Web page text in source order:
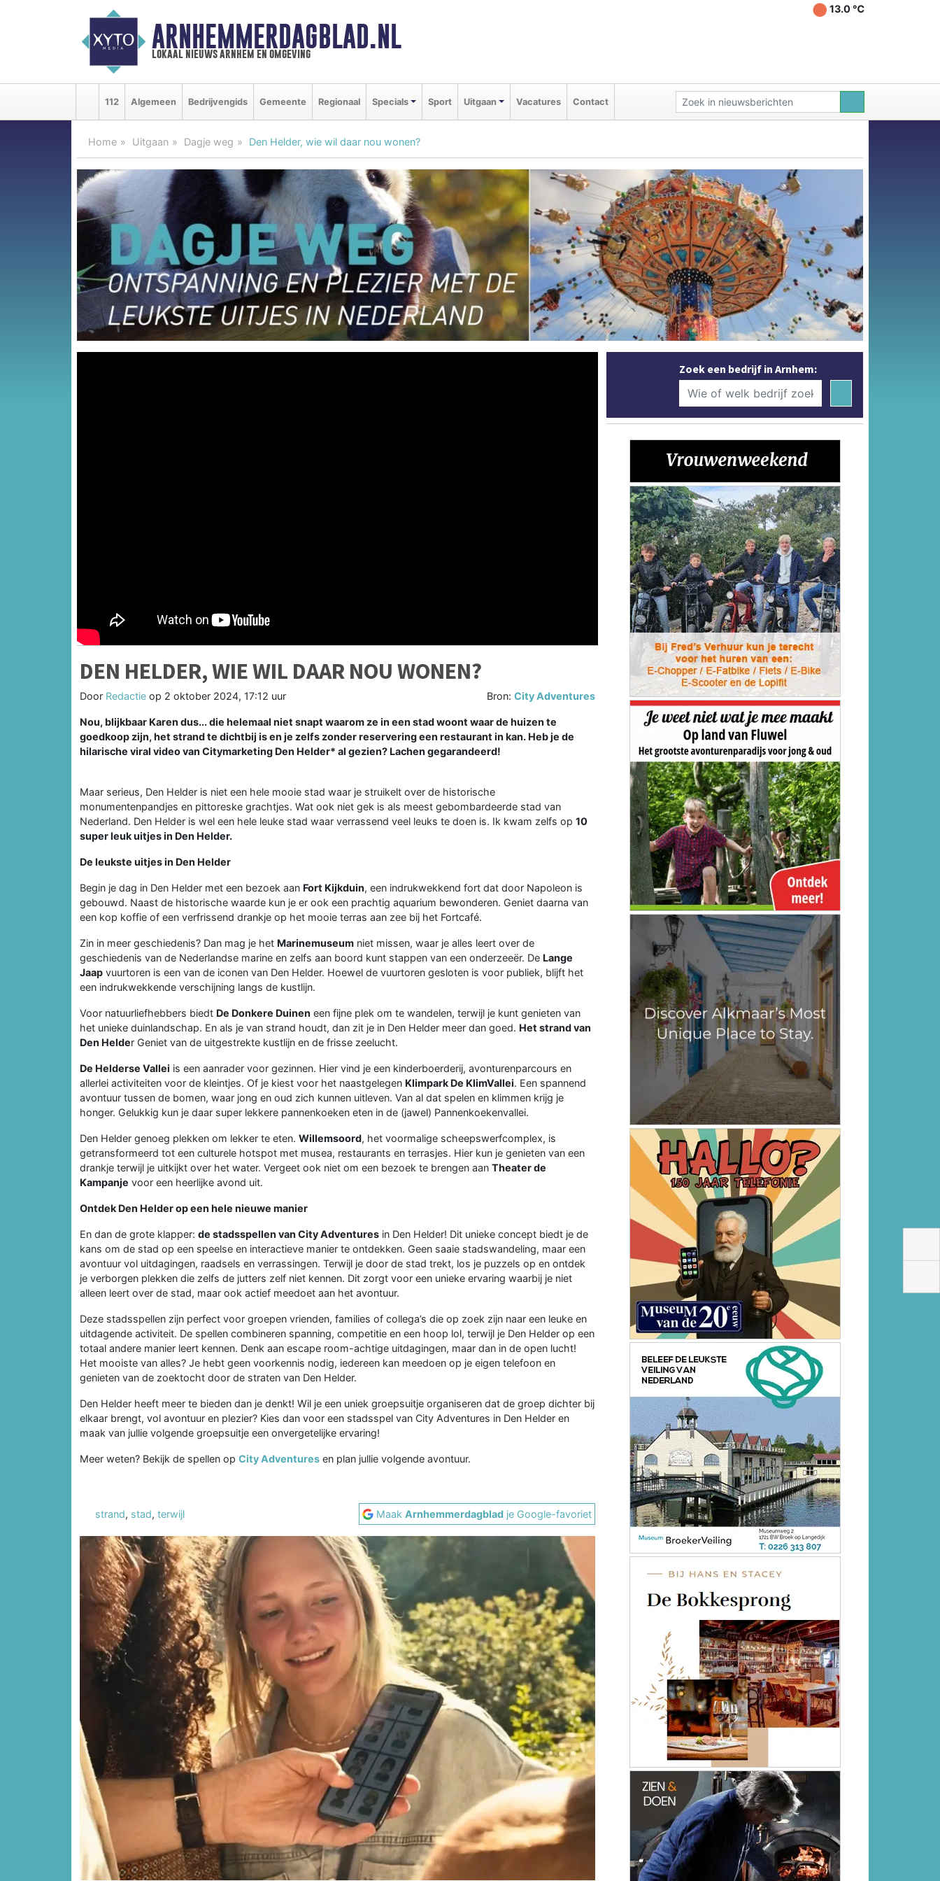
ARNHEMMERDAGBLAD.NL
lokaal nieuws arnhem en omgeving
13.0 ℃
112 Algemeen Bedrijvengids Gemeente Regionaal Specials Sport Uitgaan Vacatures Contact
Home Uitgaan Dagje weg Den Helder, wie wil daar nou wonen?
DEN HELDER, WIE WIL DAAR NOU WONEN?
Door Redactie op 2 oktober 2024, 17:12 uur Bron:City Adventures
Nou, blijkbaar Karen dus... die helemaal niet snapt waarom ze in een stad woont waar de huizen te
goedkoop zijn, het strand te dichtbij is en je zelfs zonder reservering een restaurant in kan. Heb je de
hilarische viral video van Citymarketing Den Helder* al gezien? Lachen gegarandeerd!
Maar serieus, Den Helder is niet een hele mooie stad waar je struikelt over de historische
monumentenpandjes en pittoreske grachtjes. Wat ook niet gek is als meest gebombardeerde stad van
Nederland. Den Helder is wel een hele leuke stad waar verrassend veel leuks te doen is. Ik kwam zelfs op 10
super leuk uitjes in Den Helder.
De leukste uitjes in Den Helder
Begin je dag in Den Helder met een bezoek aan Fort Kijkduin, een indrukwekkend fort dat door Napoleon is
gebouwd. Naast de historische waarde kun je er ook een prachtig aquarium bewonderen. Geniet daarna van
een kop koffie of een verfrissend drankje op het mooie terras aan zee bij het Fortcafé.
Zin in meer geschiedenis? Dan mag je het Marinemuseum niet missen, waar je alles leert over de
geschiedenis van de Nederlandse marine en zelfs aan boord kunt stappen van een onderzeeër. De Lange
Jaap vuurtoren is een van de iconen van Den Helder. Hoewel de vuurtoren gesloten is voor publiek, blijft het
een indrukwekkende verschijning langs de kustlijn.
Voor natuurliefhebbers biedt De Donkere Duinen een fijne plek om te wandelen, terwijl je kunt genieten van
het unieke duinlandschap. En als je van strand houdt, dan zit je in Den Helder meer dan goed. Het strand van
Den Helder Geniet van de uitgestrekte kustlijn en de frisse zeelucht.
De Helderse Vallei is een aanrader voor gezinnen. Hier vind je een kinderboerderij, avonturenparcours en
allerlei activiteiten voor de kleintjes. Of je kiest voor het naastgelegen Klimpark De KlimVallei. Een spannend
avontuur tussen de bomen, waar jong en oud zich kunnen uitleven. Van al dat spelen en klimmen krijg je
honger. Gelukkig kun je daar super lekkere pannenkoeken eten in de (jawel) Pannenkoekenvallei.
Den Helder genoeg plekken om lekker te eten. Willemsoord, het voormalige scheepswerfcomplex, is
getransformeerd tot een culturele hotspot met musea, restaurants en terrasjes. Hier kun je genieten van een
drankje terwijl je uitkijkt over het water. Vergeet ook niet om een bezoek te brengen aan Theater de
Kampanje voor een heerlijke avond uit.
Ontdek Den Helder op een hele nieuwe manier
En dan de grote klapper: de stadsspellen van City Adventures in Den Helder! Dit unieke concept biedt je de
kans om de stad op een speelse en interactieve manier te ontdekken. Geen saaie stadswandeling, maar een
avontuur vol uitdagingen, raadsels en verrassingen. Terwijl je door de stad trekt, los je puzzels op en ontdek
je verborgen plekken die zelfs de jutters zelf niet kennen. Dit zorgt voor een unieke ervaring waarbij je niet
alleen leert over de stad, maar ook actief meedoet aan het avontuur.
Deze stadsspellen zijn perfect voor groepen vrienden, families of collega’s die op zoek zijn naar een leuke en
uitdagende activiteit. De spellen combineren spanning, competitie en een hoop lol, terwijl je Den Helder op een
totaal andere manier leert kennen. Denk aan escape room-achtige uitdagingen, maar dan in de open lucht!
Het mooiste van alles? Je hebt geen voorkennis nodig, iedereen kan meedoen op je eigen telefoon en
genieten van de zoektocht door de straten van Den Helder.
Den Helder heeft meer te bieden dan je denkt! Wil je een uniek groepsuitje organiseren dat de groep dichter bij
elkaar brengt, vol avontuur en plezier? Kies dan voor een stadsspel van City Adventures in Den Helder en
maak van jullie volgende groepsuitje een onvergetelijke ervaring!
Meer weten? Bekijk de spellen op City Adventures en plan jullie volgende avontuur.
strand, stad, terwijl MaakArnhemmerdagblad je Google-favoriet
Zoek een bedrijf in Arnhem: